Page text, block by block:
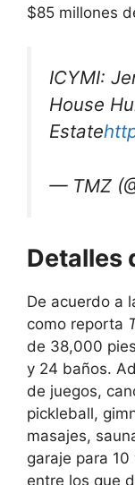
$85 millones
ICYMI:
House
Estate
— TMZ
Detalles
De acuerdo a
como reporta
de 38,000
y 24 baños.
de juegos,
pickleball,
masajes,
garaje para
entre los que